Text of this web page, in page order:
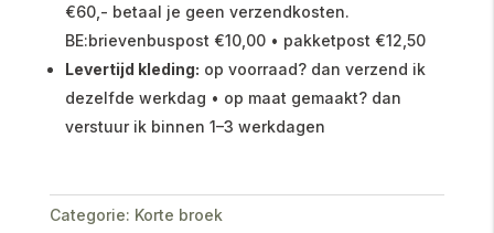
€60,- betaal je geen verzendkosten.
BE:brievenbuspost €10,00 • pakketpost €12,50
Levertijd kleding: op voorraad? dan verzend ik
dezelfde werkdag • op maat gemaakt? dan
verstuur ik binnen 1–3 werkdagen
Categorie: Korte broek